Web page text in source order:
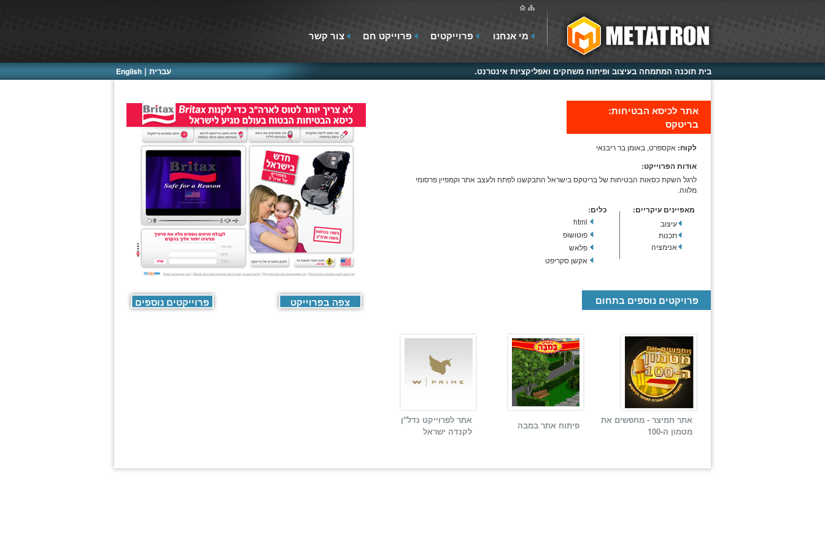
מי אנחנו פרוייקטים פרוייקט חם צור קשר
בית תוכנה המתמחה בעיצוב ופיתוח משחקים ואפליקציות אינטרנט. עברית | English
אתר לכיסא הבטיחות:
בריטקס
לקוח: אקספרט, באומן בר ריבנאי
אודות הפרוייקט:
לרגל השקת כסאות הבטיחות של בריטקס בישראל התבקשנו לפתח ולעצב אתר וקמפיין פרסומי
מלווה.
מאפיינים עיקריים:
עיצוב
תכנות
אנימציה
כלים:
html
פוטושופ
פלאש
אקשן סקריפט
פרויקטים נוספים בתחום
אתר חמיצר - מחפשים את
מטמון ה-100
פיתוח אתר במבה
אתר לפרוייקט נדל"ן
לקנדה ישראל
צפה בפרוייקט פרוייקטים נוספים